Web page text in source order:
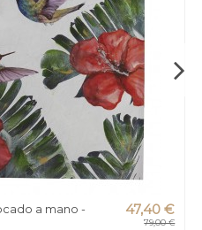
a mano -
47,40 €
79,00 €